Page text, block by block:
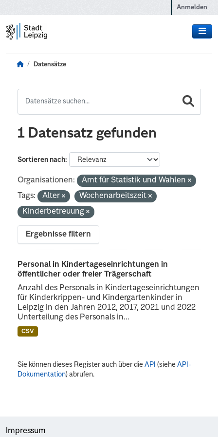
Anmelden
Datensätze
1 Datensatz gefunden
Sortieren nach
Organisationen:
Amt für Statistik und Wahlen
Tags:
Alter
Wochenarbeitszeit
Kinderbetreuung
Ergebnisse filtern
Personal in Kindertageseinrichtungen in
öffentlicher oder freier Trägerschaft
Anzahl des Personals in Kindertageseinrichtungen
für Kinderkrippen- und Kindergartenkinder in
Leipzig in den Jahren 2012, 2017, 2021 und 2022
Unterteilung des Personals in...
CSV
Sie können dieses Register auch über dieAPI (sieheAPI-
Dokumentation) abrufen.
Impressum